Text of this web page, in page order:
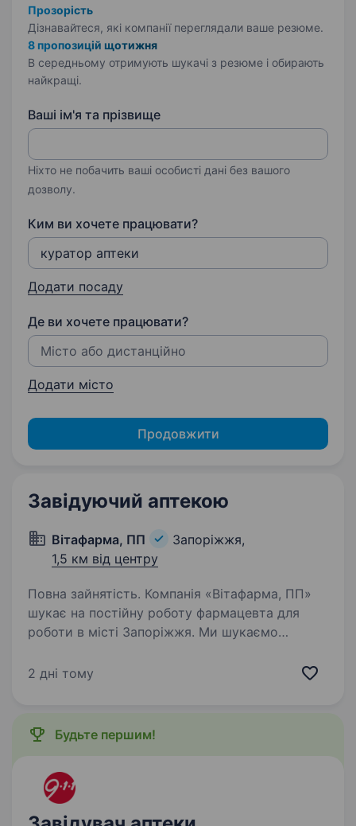
Прозорість
Дізнавайтеся, які компанії переглядали ваше резюме.
8 пропозицій щотижня
В середньому отримують шукачі з резюме і обирають
найкращі.
Ваші ім'я та прізвище
Ніхто не побачить ваші особисті дані без вашого
дозволу.
Ким ви хочете працювати?
Додати посаду
Де ви хочете працювати?
Додати місто
Продовжити
Завідуючий аптекою
Вітафарма, ПП
Запоріжжя,
1,5 км від центру
Повна зайнятість. Компанія «Вітафарма, ПП»
шукає на постійну роботу фармацевта для
роботи в місті Запоріжжя. Ми шукаємо
посаді від 1 року, з вищою освітою в галузі
2 дні тому
Будьте першим!